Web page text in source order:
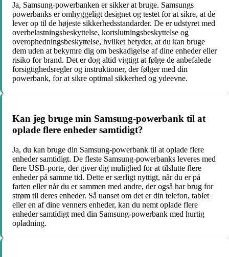
Ja, Samsung-powerbanken er sikker at bruge. Samsungs
powerbanks er omhyggeligt designet og testet for at sikre, at de
lever op til de højeste sikkerhedsstandarder. De er udstyret med
overbelastningsbeskyttelse, kortslutningsbeskyttelse og
overophedningsbeskyttelse, hvilket betyder, at du kan bruge
dem uden at bekymre dig om beskadigelse af dine enheder eller
risiko for brand. Det er dog altid vigtigt at følge de anbefalede
forsigtighedsregler og instruktioner, der følger med din
powerbank, for at sikre optimal sikkerhed og ydeevne.
Kan jeg bruge min Samsung-powerbank til at
oplade flere enheder samtidigt?
Ja, du kan bruge din Samsung-powerbank til at oplade flere
enheder samtidigt. De fleste Samsung-powerbanks leveres med
flere USB-porte, der giver dig mulighed for at tilslutte flere
enheder på samme tid. Dette er særligt nyttigt, når du er på
farten eller når du er sammen med andre, der også har brug for
strøm til deres enheder. Så uanset om det er din telefon, tablet
eller en af dine venners enheder, kan du nemt oplade flere
enheder samtidigt med din Samsung-powerbank med hurtig
opladning.